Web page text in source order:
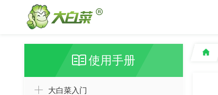
使用手册
大白菜入门